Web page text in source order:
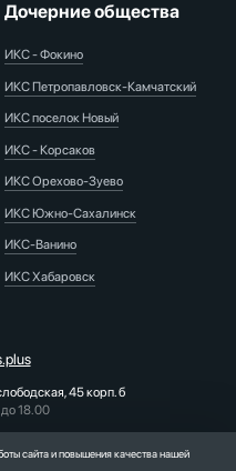
Дочерние общества
ИКС - Фокино
ИКС Петропавловск-Камчатский
ИКС поселок Новый
ИКС - Корсаков
ИКС Орехово-Зуево
ИКС Южно-Сахалинск
ИКС-Ванино
ИКС Хабаровск
45 корп. б
18.00
сайта и повышения качества нашей